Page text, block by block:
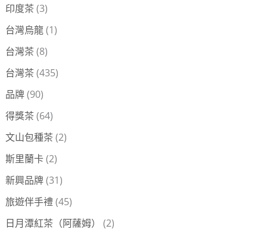
印度茶 (3)
台灣烏龍(1)
台灣茶 (8)
台灣茶 (435)
品牌(90)
得獎茶 (64)
文山包種茶 (2)
斯里蘭卡(2)
新興品牌(31)
旅遊伴手禮(45)
日月潭紅茶（阿薩姆）
(2)